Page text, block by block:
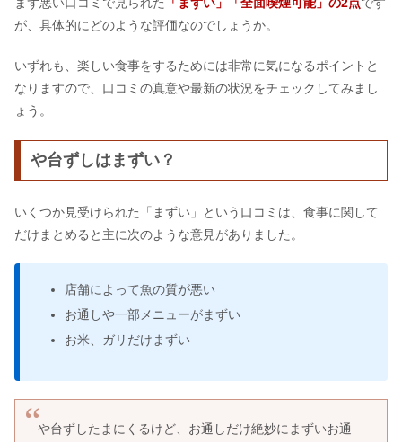
まず悪い口コミで見られた 「まずい」「全面喫煙可能」の2点です
が、具体的にどのような評価なのでしょうか。
いずれも、楽しい食事をするためには非常に気になるポイントと
なりますので、口コミの真意や最新の状況をチェックしてみまし
ょう。
や台ずしはまずい？
いくつか見受けられた「まずい」という口コミは、食事に関して
だけまとめると主に次のような意見がありました。
店舗によって魚の質が悪い
お通しや一部メニューがまずい
お米、ガリだけまずい
や台ずしたまにくるけど、お通しだけ絶妙にまずいお通